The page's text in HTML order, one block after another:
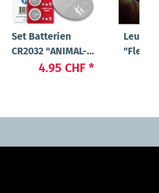
Set Batterien
CR2032 "ANIMAL-
LIGHT POWER"
4.95 CHF *
"Flex"